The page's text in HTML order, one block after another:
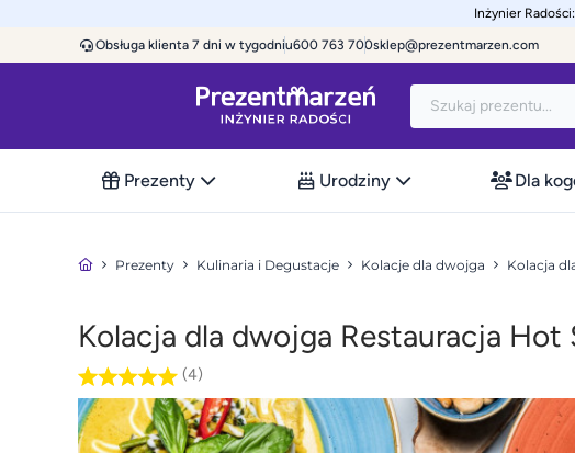
Inżynier Radości:
Obsługa klienta 7 dni w tygodniu600 763 700sklep@prezentmarzen.com
Prezenty Urodziny Dla
Prezenty Kulinaria i Degustacje Kolacje dla dwojga Kolacja
Kolacja dla dwojga Restauracja Hot
(4)